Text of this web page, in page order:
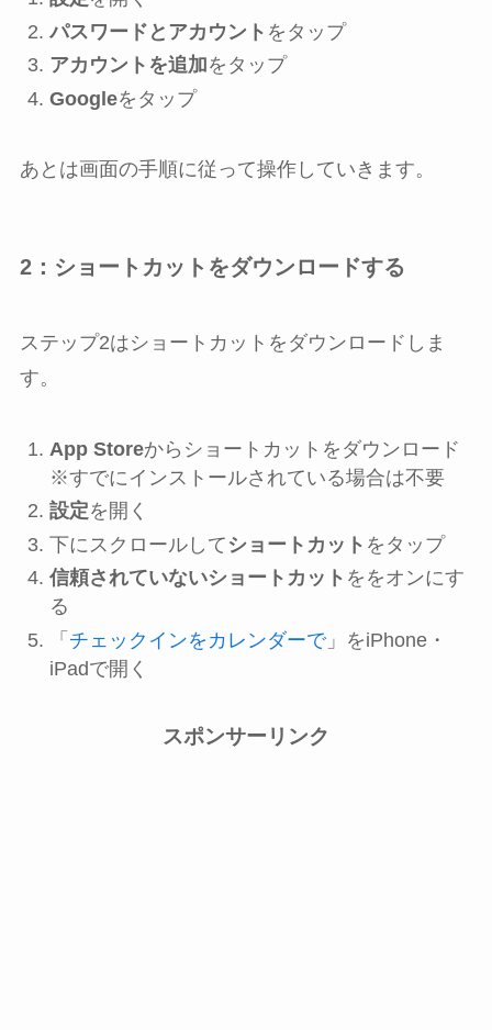
パスワードとアカウント をタップ
アカウントを追加をタップ
Googleをタップ
あとは画面の手順に従って操作していきます。
2：ショートカットをダウンロードする
ステップ2はショートカットをダウンロードしま
す。
App Storeからショートカットをダウンロード
※すでにインストールされている場合は不要
設定を開く
下にスクロールして ショートカット をタップ
信頼されていないショートカット ををオンにす
る
「 チェックインをカレンダーで」をiPhone・
iPadで開く
スポンサーリンク